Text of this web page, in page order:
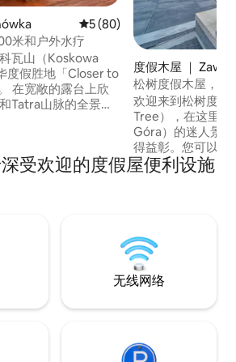
平均评分 5 分（满分 5 分）
5 (80)
米和户外水疗
瓦山（Koskowa
度假胜地「Closer to
在宽敞的露台上欣
Tatra山脉的全景。
、制冰机冰箱和快速
度假木屋 ｜
松树度假木屋，带
亚山的美景
欢迎来到松树度假
Tree），在这里，
Góra）的迷人景
得益彰。您可以在
的山间空气，也可
心，沉浸在全景之
惊叹的美景中，远
谧。
受欢迎的度假屋便利设施
无线网络